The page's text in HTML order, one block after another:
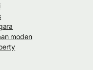
moden